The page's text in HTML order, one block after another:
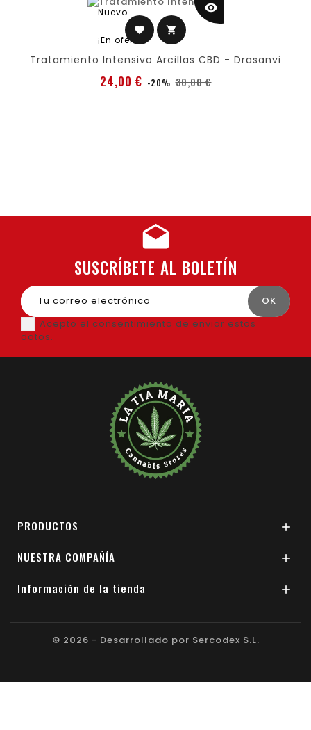
¡En oferta!
Nuevo
favorite shopping_cart
visibility
Tratamiento Intensivo Arcillas CBD - Drasanvi
24,00 € Precio
-20% 30,00 €Precio
SUSCRÍBETE AL BOLETÍN
Acepto el consentimiento de enviar estos
datos.
PRODUCTOS 
NUESTRA COMPAÑÍA 
Información de la tienda 
© 2026 - Desarrollado por Sercodex S.L.